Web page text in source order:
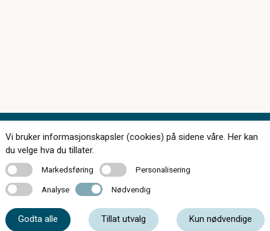
Kontakt oss
Vi bruker informasjonskapsler (cookies) på sidene våre. Her kan
du velge hva du tillater.
MarkedsføringMarkedsføring PersonaliseringPersonalisering
Analyse Analyse Nødvendig Nødvendig
Godta alle Tillat utvalg Kun nødvendige